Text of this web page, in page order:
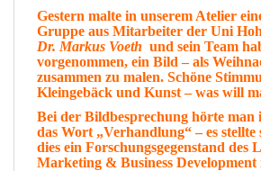
Gestern malte in unserem Atelier
Gruppe aus Mitarbeiter der Uni
Dr. Markus Voeth und sein Team
vorgenommen, ein Bild – als
zusammen zu malen. Schöne
Kleingebäck und Kunst –was will
Bei der Bildbesprechung hörte man
das Wort „Verhandlung“ – es stellte
dies ein Forschungsgegenstand des
Marketing & Business Development